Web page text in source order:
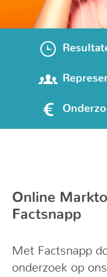
Online
Factsnapp
Met Factsnapp
onderzoek op